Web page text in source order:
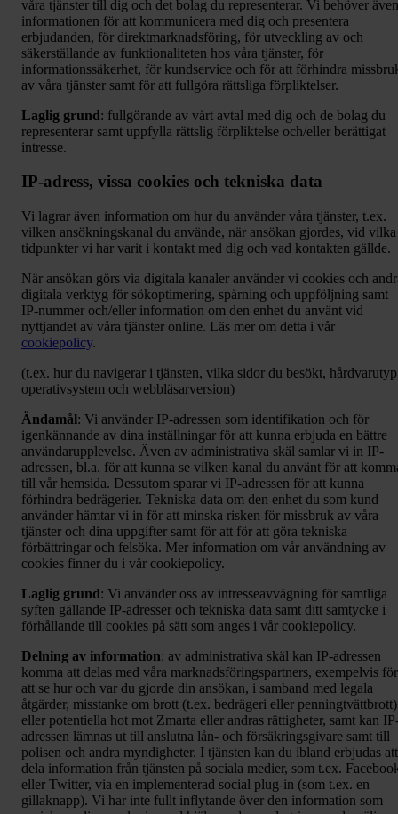
våra tjänster till dig och det bolag du representerar. Vi behöver även
informationen för att kommunicera med dig och presentera
erbjudanden, för direktmarknadsföring, för utveckling av och
säkerställande av funktionaliteten hos våra tjänster, för
informationssäkerhet, för kundservice och för att förhindra
av våra tjänster samt för att fullgöra rättsliga förpliktelser.
Laglig grund: fullgörande av vårt avtal med dig och de bolag du
representerar samt uppfylla rättslig förpliktelse och/eller berättigat
intresse.
IP-adress, vissa cookies och tekniska data
Vi lagrar även information om hur du använder våra tjänster, t.ex.
vilken ansökningskanal du använde, när ansökan gjordes, vid vilka
tidpunkter vi har varit i kontakt med dig och vad kontakten gällde.
När ansökan görs via digitala kanaler använder vi cookies och
digitala verktyg för sökoptimering, spårning och uppföljning samt
IP-nummer och/eller information om den enhet du använt vid
nyttjandet av våra tjänster online. Läs mer om detta i vår
cookiepolicy.
(t.ex. hur du navigerar i tjänsten, vilka sidor du besökt,
operativsystem och webbläsarversion)
Ändamål: Vi använder IP-adressen som identifikation och för
igenkännande av dina inställningar för att kunna erbjuda en bättre
användarupplevelse. Även av administrativa skäl samlar vi in IP-
adressen, bl.a. för att kunna se vilken kanal du använt för att
till vår hemsida. Dessutom sparar vi IP-adressen för att kunna
förhindra bedrägerier. Tekniska data om den enhet du som kund
använder hämtar vi in för att minska risken för missbruk av våra
tjänster och dina uppgifter samt för att för att göra tekniska
förbättringar och felsöka. Mer information om vår användning av
cookies finner du i vår cookiepolicy.
Laglig grund: Vi använder oss av intresseavvägning för samtliga
syften gällande IP-adresser och tekniska data samt ditt samtycke i
förhållande till cookies på sätt som anges i vår cookiepolicy.
Delning av information: av administrativa skäl kan IP-adressen
komma att delas med våra marknadsföringspartners, exempelvis för
att se hur och var du gjorde din ansökan, i samband med legala
åtgärder, misstanke om brott (t.ex. bedrägeri eller penningtvättbrott)
eller potentiella hot mot Zmarta eller andras rättigheter, samt kan
adressen lämnas ut till anslutna lån- och försäkringsgivare samt till
polisen och andra myndigheter. I tjänsten kan du ibland erbjudas att
dela information från tjänsten på sociala medier, som t.ex.
eller Twitter, via en implementerad social plug-in (som t.ex. en
gillaknapp). Vi har inte fullt inflytande över den information som